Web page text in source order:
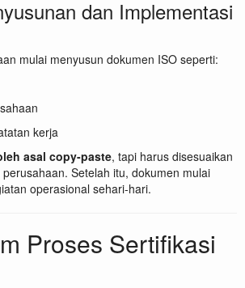
dan Implementasi
mulai menyusun dokumen ISO seperti:
kerja
asal copy-paste, tapi harus disesuaikan
Setelah itu, dokumen mulai
operasional sehari-hari.
Proses Sertifikasi